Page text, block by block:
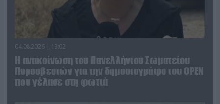
04.08.2026 | 13:02
Η ανακοίνωση του Πανελλήνιου Σωματείου
Πυροσβεστών για την δημοσιογράφο του OPEN
που γέλασε στη φωτιά